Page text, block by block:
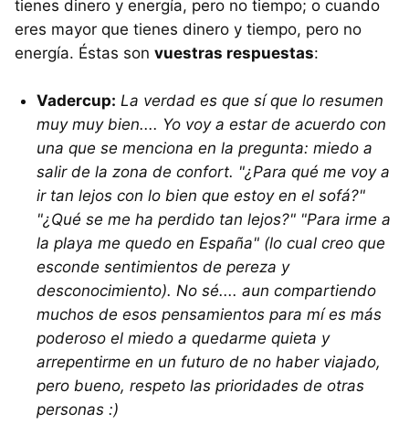
tienes dinero y energía, pero no tiempo; o cuando
eres mayor que tienes dinero y tiempo, pero no
energía. Éstas son vuestras respuestas:
Vadercup: La verdad es que sí que lo resumen
muy muy bien.... Yo voy a estar de acuerdo con
una que se menciona en la pregunta: miedo a
salir de la zona de confort. "¿Para qué me voy a
ir tan lejos con lo bien que estoy en el sofá?"
"¿Qué se me ha perdido tan lejos?" "Para irme a
la playa me quedo en España" (lo cual creo que
esconde sentimientos de pereza y
desconocimiento). No sé.... aun compartiendo
muchos de esos pensamientos para mí es más
poderoso el miedo a quedarme quieta y
arrepentirme en un futuro de no haber viajado,
pero bueno, respeto las prioridades de otras
personas :)